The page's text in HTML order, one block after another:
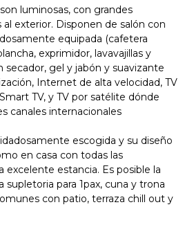
luminosas, con grandes
exterior. Disponen de salón con
equipada (cafetera
exprimidor, lavavajillas y
secador, gel y jabón y suavizante
Internet de alta velocidad, TV
TV, y TV por satélite dónde
canales internacionales
escogida y su diseño
en casa con todas las
excelente estancia. Es posible la
supletoria para 1pax, cuna y trona
con patio, terraza chill out y